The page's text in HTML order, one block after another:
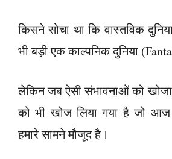
किसने सोचा था कि वास्तविक
भी बड़ी एक काल्पनिक दुनिया
लेकिन जब ऐसी संभावनाओं को खोजा
को भी खोज लिया गया है जो
हमारे सामने मौजूद है।